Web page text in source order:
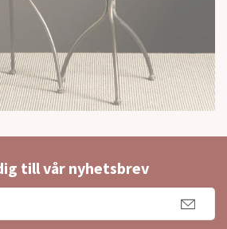
till vår nyhetsbrev